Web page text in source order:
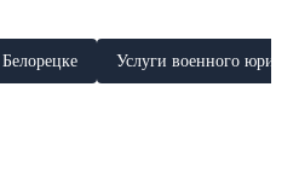
Услуги военного